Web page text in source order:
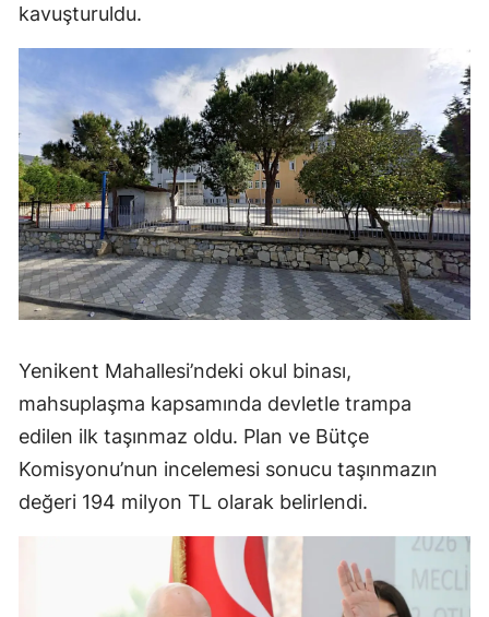
kavuşturuldu.
Yenikent Mahallesi’ndeki okul binası,
mahsuplaşma kapsamında devletle trampa
edilen ilk taşınmaz oldu. Plan ve Bütçe
Komisyonu’nun incelemesi sonucu taşınmazın
değeri 194 milyon TL olarak belirlendi.